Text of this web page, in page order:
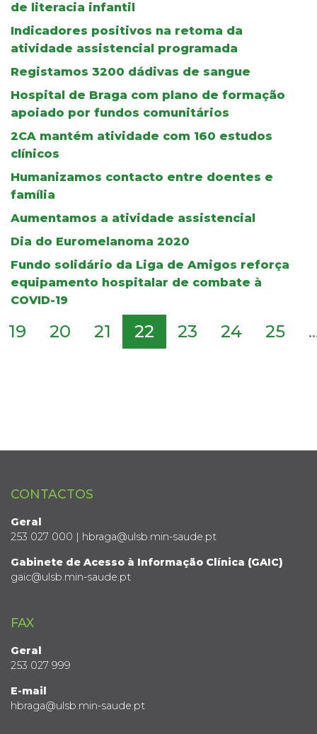
de literacia infantil
Indicadores positivos na retoma da
atividade assistencial programada
Registamos 3200 dádivas de sangue
Hospital de Braga com plano de formação
apoiado por fundos comunitários
2CA mantém atividade com 160 estudos
clínicos
Humanizamos contacto entre doentes e
família
Aumentamos a atividade assistencial
Dia do Euromelanoma 2020
Fundo solidário da Liga de Amigos reforça
equipamento hospitalar de combate à
COVID-19
19 20 21 22 23 24 25
CONTACTOS
Geral
253 027 000 | hbraga@ulsb.min-saude.pt
Gabinete de Acesso à Informação Clínica (GAIC)
gaic@ulsb.min-saude.pt
FAX
Geral
253 027 999
E-mail
hbraga@ulsb.min-saude.pt